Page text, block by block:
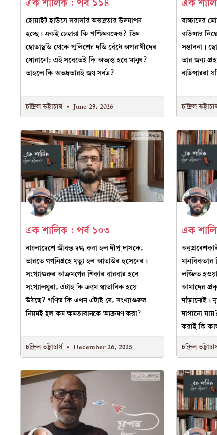
এক শালিক : পর্ব ১১৪
হোয়াইট হাউসে সরাসরি অভদ্রতার উদযাপন
হচ্ছে। একই চেহারা কি পশ্চিমবঙ্গেও? ডিম
ছোড়াছুড়ি থেকে পুলিশের দড়ি বেঁধে অপরাধীদের
ঘোরানো; এই সবেতেই কি অভ্যস্ত হবে মানুষ?
তাহলে কি অভদ্রতারই জয় সর্বত্র?
চন্দ্রিল ভট্টাচার্য June 29, 2026
এক
বাচ্চাদের
বাউন্সার
সম্ভাবনা।
তার জন্য
বাউন্সাররা
চন্দ্রিল
এক শালিক : পর্ব ১০৩
বাংলাদেশে জীবন্ত দগ্ধ করা হল দীপু দাসকে,
ভারতে গণনিগ্রহে মৃত্যু হল আতাউর হুসেনের।
সংখ্যাগুরুর আক্রমণের শিকার বারবার হবে
সংখ্যালঘুরা, এটাই কি ক্রমে স্বাভাবিক হয়ে
উঠছে? গণিত কি এখন এটাই যে, সংখ্যাগুরুর
নিয়মই হল কম ক্ষমতাবানকে আক্রমণ করা?
চন্দ্রিল ভট্টাচার্য December 26, 2025
এক
মানবিকতার
লজ্জিত
আমাদের
দাঁড়ানোই।
দাগানো
করাই কি
চন্দ্রিল